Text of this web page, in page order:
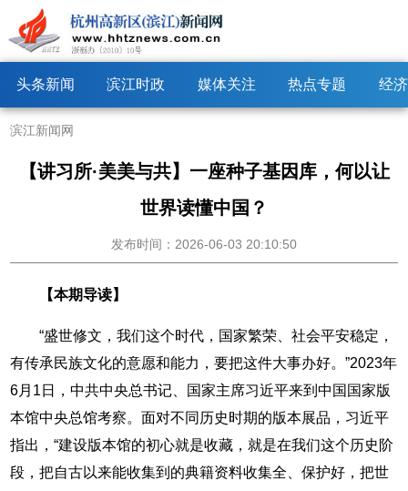
头条新闻 滨江时政 媒体关注 热点专题 经
滨江新闻网
【讲习所·美美与共】一座种子基因库，何以让
世界读懂中国？
发布时间：2026-06-03 20:10:50
【本期导读】
“盛世修文，我们这个时代，国家繁荣、社会平安稳定，
有传承民族文化的意愿和能力，要把这件大事办好。”2023年
6月1日，中共中央总书记、国家主席习近平来到中国国家版
本馆中央总馆考察。面对不同历史时期的版本展品，习近平
指出，“建设版本馆的初心就是收藏，就是在我们这个历史阶
段，把自古以来能收集到的典籍资料收集全、保护好，把世